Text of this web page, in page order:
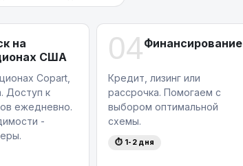
на
США
Copart,
Доступ к
ежедневно.
-
04Финансирование
Кредит, лизинг или
рассрочка. Помогаем с
выбором оптимальной
схемы.
⏱ 1-2 дня